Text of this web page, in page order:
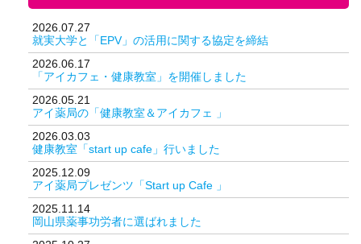
2026.07.27
就実大学と「EPV」の活用に関する協定を締結
2026.06.17
「アイカフェ・健康教室」を開催しました
2026.05.21
アイ薬局の「健康教室＆アイカフェ 」
2026.03.03
健康教室「start up cafe」行いました
2025.12.09
アイ薬局プレゼンツ「Start up Cafe 」
2025.11.14
岡山県薬事功労者に選ばれました